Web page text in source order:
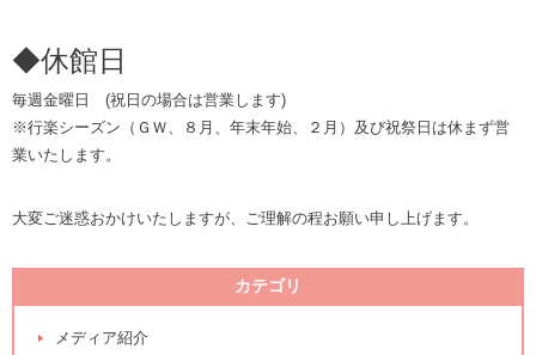
◆休館日
毎週金曜日 (祝日の場合は営業します)
※行楽シーズン（ＧＷ、８月、年末年始、２月）及び祝祭日は休まず営
業いたします。
大変ご迷惑おかけいたしますが、ご理解の程お願い申し上げます。
カテゴリ
メディア紹介